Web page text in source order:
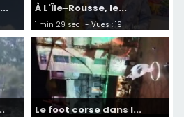
À L'Île-Rousse, le...
1 min 29 sec - Vues : 19
Le foot corse dans l...